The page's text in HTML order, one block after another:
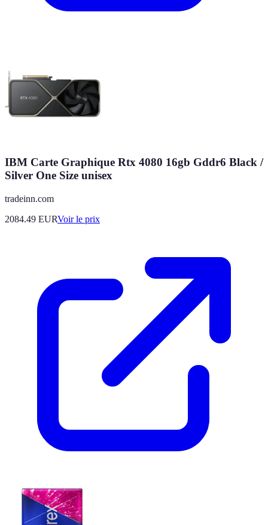
IBM Carte Graphique Rtx 4080 16gb Gddr6 Black /
Silver One Size unisex
tradeinn.com
2084.49 EURVoir le prix